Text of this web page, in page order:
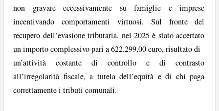
non gravare eccessivamente su famiglie e imprese
incentivando comportamenti virtuosi. Sul fronte del
recupero dell’evasione tributaria, nel 2025 è stato accertato
un importo complessivo pari a 622.299,00 euro, risultato di
un’attività costante di controllo e di contrasto
all’irregolarità fiscale, a tutela dell’equità e di chi paga
correttamente i tributi comunali.